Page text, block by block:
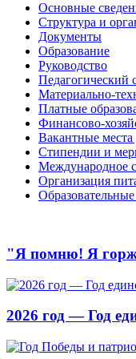
Основные
Структура и
Документы
Образование
Руководство
Педагогический
Материально-
Платные
Финансово-
Вакантные
Стипендии и
Международное
Организация
"Я помню! Я
2026 год — Год